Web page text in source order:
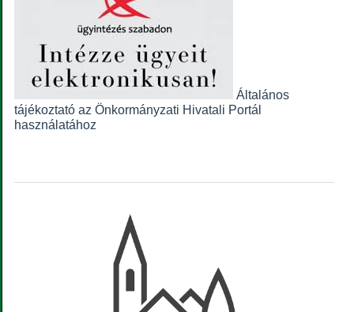
Általános
tájékoztató az Önkormányzati Hivatali Portál
használatához